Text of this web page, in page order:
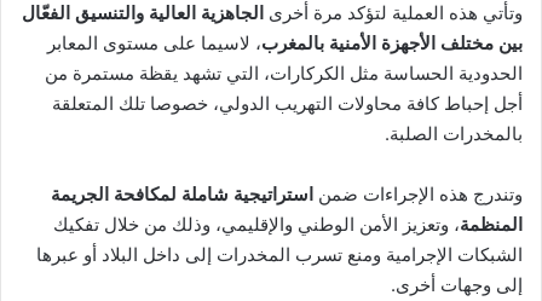
وتأتي هذه العملية لتؤكد مرة أخرى الجاهزية العالية والتنسيق الفعّال
بين مختلف الأجهزة الأمنية بالمغرب، لاسيما على مستوى المعابر
الحدودية الحساسة مثل الكركارات، التي تشهد يقظة مستمرة من
أجل إحباط كافة محاولات التهريب الدولي، خصوصا تلك المتعلقة
بالمخدرات الصلبة.
وتندرج هذه الإجراءات ضمن استراتيجية شاملة لمكافحة الجريمة
المنظمة، وتعزيز الأمن الوطني والإقليمي، وذلك من خلال تفكيك
الشبكات الإجرامية ومنع تسرب المخدرات إلى داخل البلاد أو عبرها
إلى وجهات أخرى.